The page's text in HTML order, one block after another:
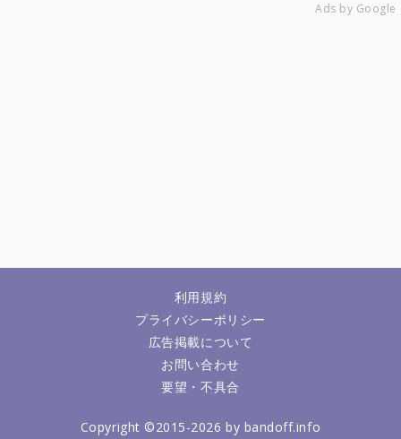
Ads by Google
利用規約
プライバシーポリシー
広告掲載について
お問い合わせ
要望・不具合
Copyright ©2015-2026 by bandoff.info